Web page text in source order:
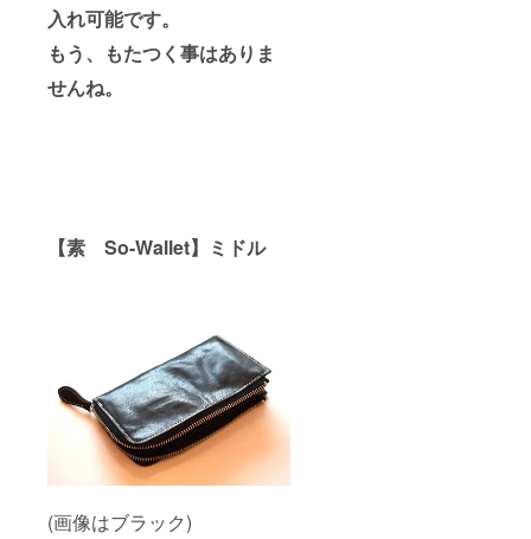
入れ可能です。
もう、もたつく事はありま
せんね。
【素 So-Wallet】ミドル
(画像はブラック)